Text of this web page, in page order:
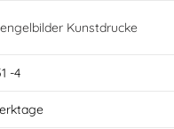
Kunstdrucke
-4